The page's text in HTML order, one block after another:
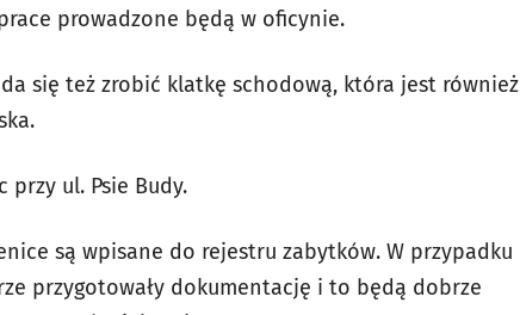
prowadzone będą w oficynie.
się też zrobić klatkę schodową, która jest również
ul. Psie Budy.
są wpisane do rejestru zabytków. W przypadku
przygotowały dokumentację i to będą dobrze